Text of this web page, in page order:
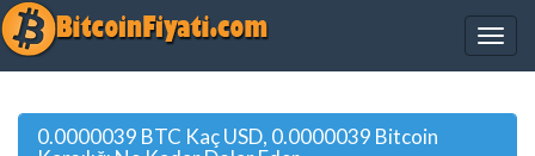
0.0000039 BTC Kaç USD, 0.0000039 Bitcoin